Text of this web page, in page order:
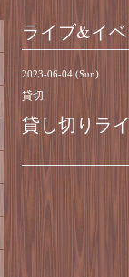
ライブ&イ
2023-06-04 (Sun)
貸切
貸し切りラ